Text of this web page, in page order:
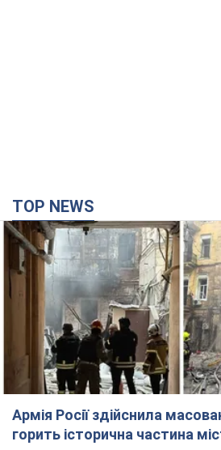
TOP NEWS
Армія Росії здійснила
горить історична частина